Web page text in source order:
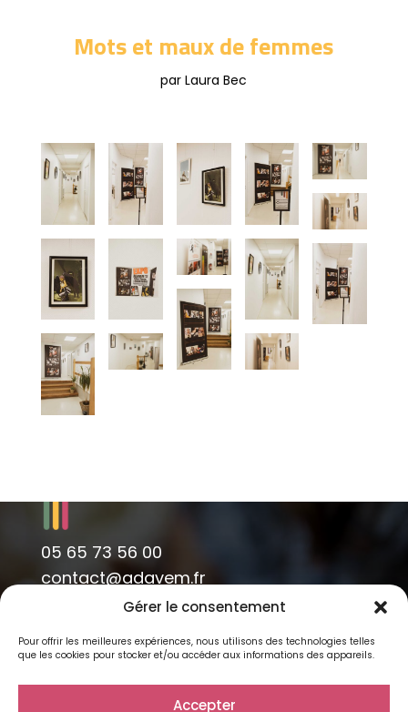
Gérer le consentement
Pour offrir les meilleures expériences, nous utilisons des technologies telles
que les cookies pour stocker et/ou accéder aux informations des appareils.
Accepter
Mots et maux de femmes
par Laura Bec
05 65 73 56 00
contact@adavem.fr